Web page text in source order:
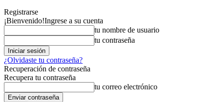
Registrarse
¡Bienvenido!Ingrese a su cuenta
tu nombre de usuario
tu contraseña
¿Olvidaste tu contraseña?
Recuperación de contraseña
Recupera tu contraseña
tu correo electrónico